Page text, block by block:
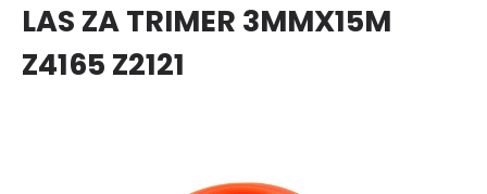
LAS ZA TRIMER 3MMX15M
Z4165 Z2121